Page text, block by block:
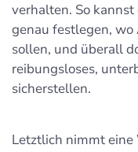
verhalten. So
genau festlegen,
sollen, und überall
reibungsloses,
sicherstellen.
Letztlich nimmt